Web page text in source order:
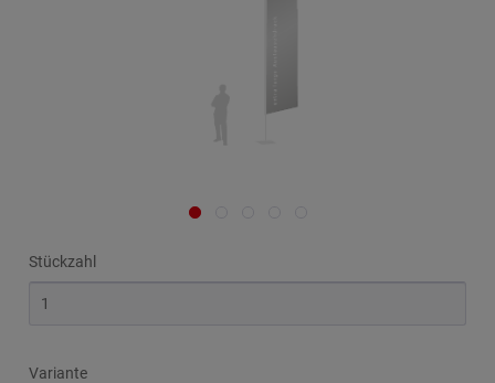
Stückzahl
Variante